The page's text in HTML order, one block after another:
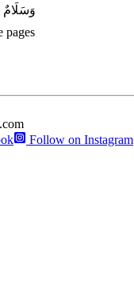
وَسَلَامٌ
pages
Follow on Instagram